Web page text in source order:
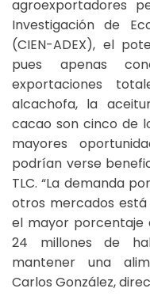
agroexportadores
Investigación de
(CIEN-ADEX), el
pues apenas
exportaciones
alcachofa, la
cacao son cinco de
mayores
podrían verse
TLC. “La demanda
otros mercados
el mayor porcentaje
24 millones de
mantener una
Carlos González,